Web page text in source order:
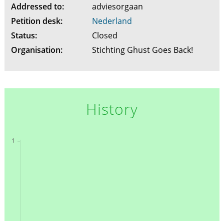
Addressed to:
adviesorgaan
Petition desk:
Nederland
Status:
Closed
Organisation:
Stichting Ghust Goes Back!
History